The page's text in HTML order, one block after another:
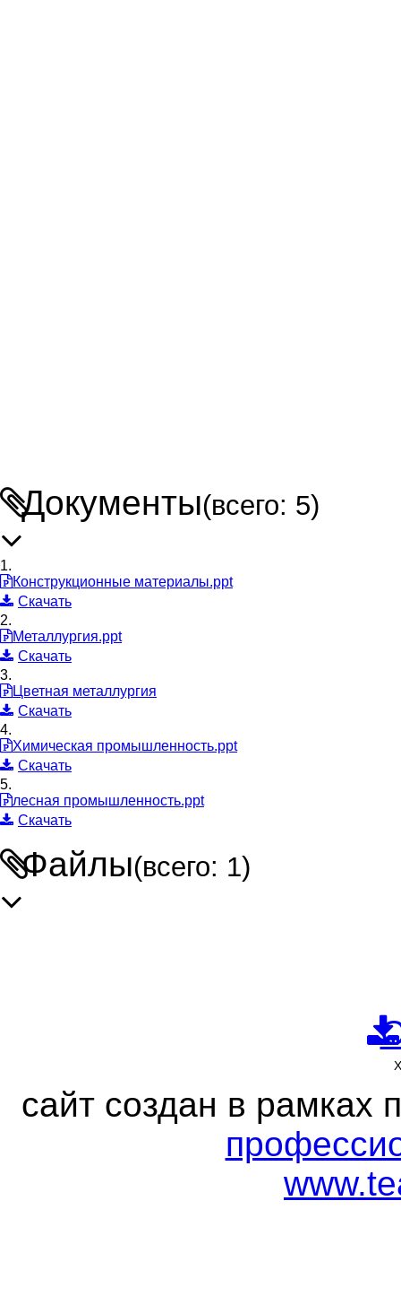
Документы(всего: 5)
1.
Конструкционные материалы.ppt
Скачать
2.
Металлургия.ppt
Скачать
3.
Цветная металлургия
Скачать
4.
Химическая промышленность.ppt
Скачать
5.
лесная промышленность.ppt
Скачать
Файлы(всего: 1)
сайт создан в рамках